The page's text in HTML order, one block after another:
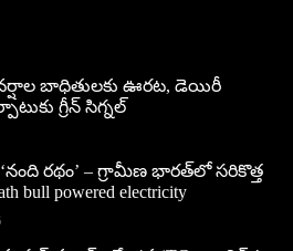
వర్షాల బాధితులకు ఊరట, డెయిరీ
గ్రీన్‌ సిగ్నల్
‘నంది రథం’ – గ్రామీణ భారత్‌లో సరికొత్త
bull powered electricity